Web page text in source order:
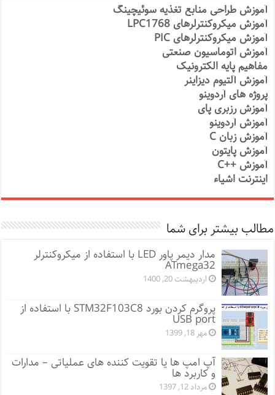
آموزش طراحی منابع تغذیه سوئیچینگ
آموزش میکروکنترلرهای LPC1768
آموزش میکروکنترلرهای PIC
آموزش اتوماسیون صنعتی
مفاهیم پایه الکترونیک
آموزش آلتیوم دیزاینر
پروژه های آردوینو
آموزش رزبری پای
آموزش آردوینو
آموزش زبان C
آموزش پایتون
آموزش ++C
اینترنت اشیاء
مطالب بیشتر برای شما
مدار دیمر پاور LED با استفاده از میکروکنترلر
ATmega32
اردیبهشت 20, 1400
پروگرم کردن بورد STM32F103C8 با استفاده از
USB port
مهر 18, 1399
آپ امپ ها یا تقویت کننده های عملیاتی – مدارات
و کاربرد ها
مرداد 12, 1397